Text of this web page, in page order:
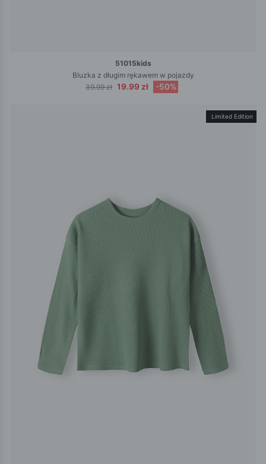
51015kids
Bluzka z długim rękawem w pojazdy
39.99 zł 19.99 zł -50%
Limited Edition